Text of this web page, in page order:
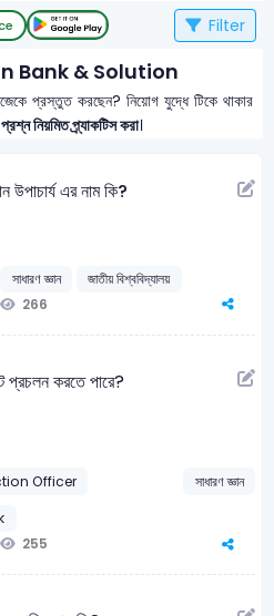
Filter
Bank & Solution
প্রস্তুত করছেন? নিয়োগ যুদ্ধে টিকে থাকার
নিয়মিত প্র্যাকটিস করা।
উপাচার্য এর নাম কি?
সাধারণ জ্ঞান
জাতীয় বিশ্ববিদ্যালয়
266
প্রচলন করতে পারে?
Officer
সাধারণ জ্ঞান
255